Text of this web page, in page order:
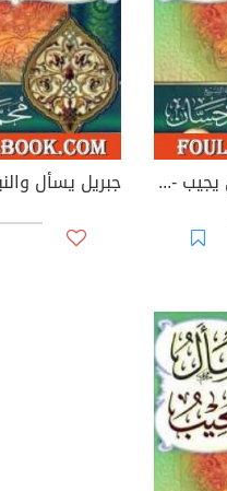
جبريل يسأل والنبي يجيب - المجلد الثالث